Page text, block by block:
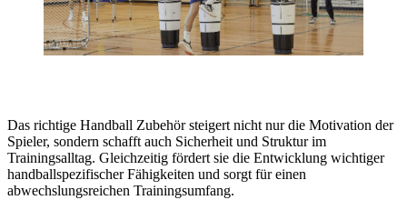
Das richtige Handball Zubehör steigert nicht nur die Motivation der
Spieler, sondern schafft auch Sicherheit und Struktur im
Trainingsalltag. Gleichzeitig fördert sie die Entwicklung wichtiger
handballspezifischer Fähigkeiten und sorgt für einen
abwechslungsreichen Trainingsumfang.